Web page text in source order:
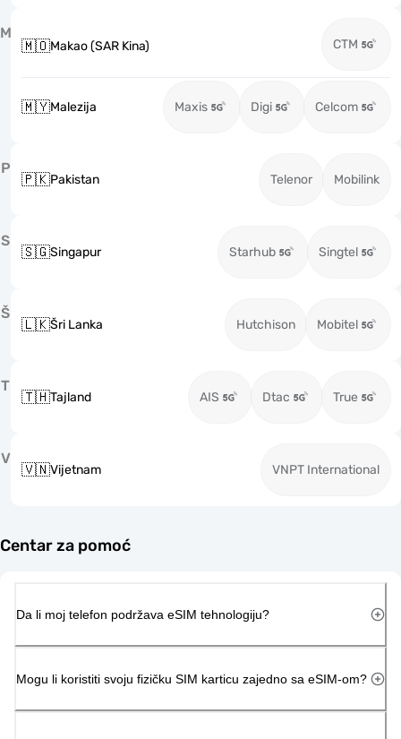
M
🇲🇴Makao (SAR Kina) CTM
🇲🇾Malezija Maxis Digi Celcom
P
🇵🇰Pakistan Telenor Mobilink
S
🇸🇬Singapur Starhub Singtel
Š
🇱🇰Šri Lanka Hutchison Mobitel
T
🇹🇭Tajland AIS Dtac True
V
🇻🇳Vijetnam VNPT International
Centar za pomoć
Da li moj telefon podržava eSIM tehnologiju?
Mogu li koristiti svoju fizičku SIM karticu zajedno sa eSIM-om?